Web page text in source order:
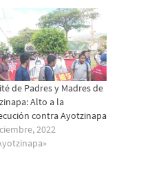
de Padres y Madres de
Alto a la
contra Ayotzinapa
2022